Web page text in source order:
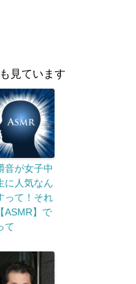
見ています
音が女子中
に人気なん
って！それ
ASMR】で
て